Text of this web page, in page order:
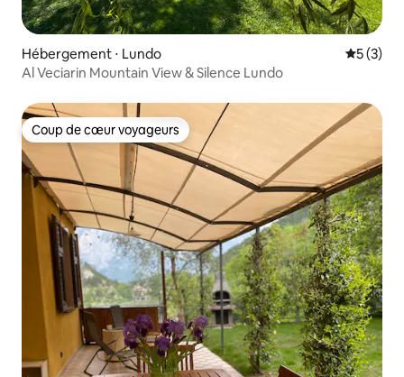
Hébergement ⋅ Lundo
5 (3)
Al Veciarin Mountain View & Silence Lundo
Coup de cœur voyageurs
Coup de cœur voyageurs